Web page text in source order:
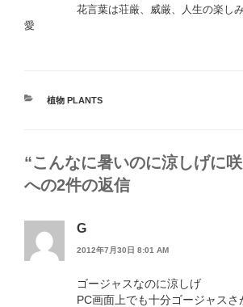
花言葉は荘厳、威厳、人生の楽しみ
愛
カ
ー
植物 PLANTS
“こんなに暑いのに涼しげに
への2件の返信
G
2012年7月30日 8:01 AM
ゴージャスなのに涼しげ
PC画面上でも十分ゴージャスさ